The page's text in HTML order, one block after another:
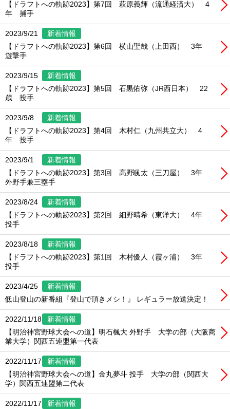
【ドラフトへの軌跡2023】第7回 萩原義輝（流通経済大） 4
年 捕手
2023/9/21
新着情報
【ドラフトへの軌跡2023】第6回 横山聖哉（上田西） 3年
遊撃手
2023/9/15
新着情報
【ドラフトへの軌跡2023】第5回 石黒佑弥（JR西日本） 22
歳 投手
2023/9/8
新着情報
【ドラフトへの軌跡2023】第4回 木村仁（九州共立大） 4
年 投手
2023/9/1
新着情報
【ドラフトへの軌跡2023】第3回 高野颯太（三刀屋） 3年
外野手兼三塁手
2023/8/24
新着情報
【ドラフトへの軌跡2023】第2回 細野晴希（東洋大） 4年
投手
2023/8/18
新着情報
【ドラフトへの軌跡2023】第1回 木村優人（霞ヶ浦） 3年
投手
2023/4/25
新着情報
低山登山の新番組『登山で頂きメシ！』 レギュラー放送決定！
2022/11/18
新着情報
【明治神宮野球大会への道】明石楓大 外野手 大学の部（大阪商
業大学）関西五連盟第一代表
2022/11/17
新着情報
【明治神宮野球大会への道】金丸夢斗 投手 大学の部（関西大
学）関西五連盟第二代表
2022/11/17
新着情報